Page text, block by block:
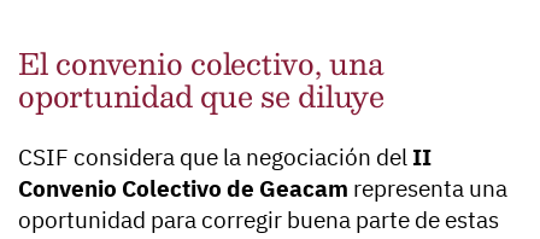
El convenio colectivo, una
oportunidad que se diluye
CSIF considera que la negociación del II
Convenio Colectivo de Geacam representa una
oportunidad para corregir buena parte de estas